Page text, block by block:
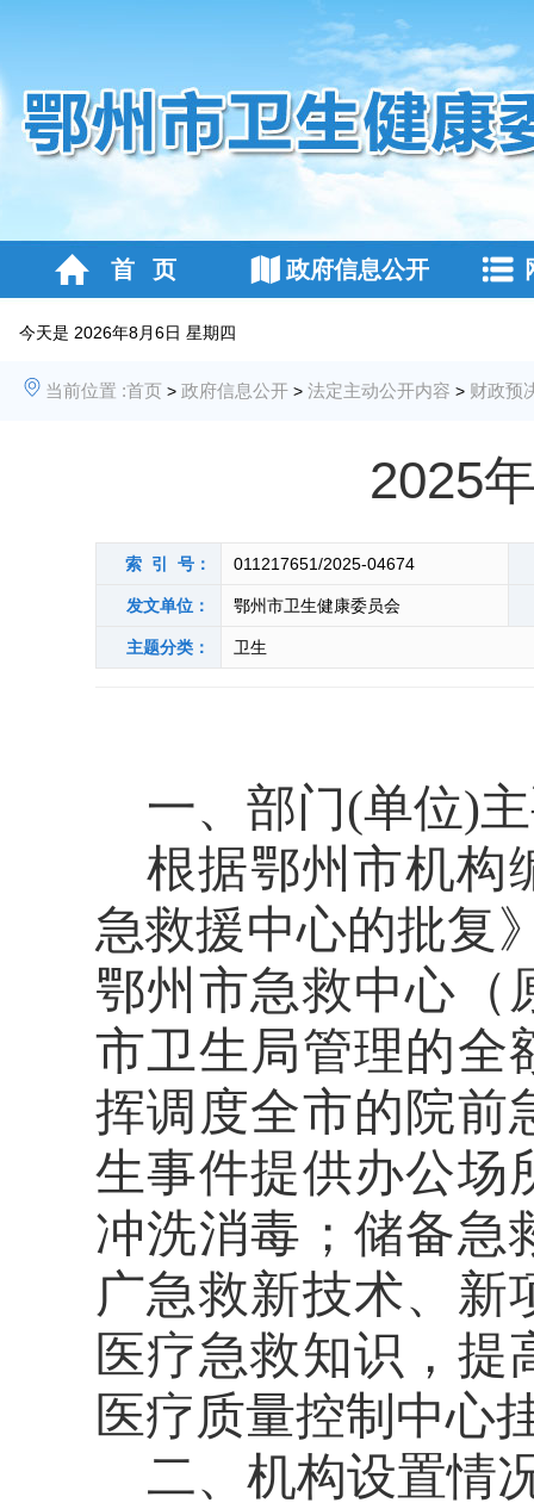
首 页 政府信息公开
今天是 2026年8月6日 星期四
当前位置 :首页 > 政府信息公开 > 法定主动公开内容 > 财政预
2025
索 引 号： 011217651/2025-04674
发文单位： 鄂州市卫生健康委员会
主题分类： 卫生
一、部门(单位)
根据鄂州市机构
急救援中心的批复
鄂州市急救中心
市卫生局管理的全
挥调度全市的院前
生事件提供办公场
冲洗消毒；储备急
广急救新技术、新
医疗急救知识，提
医疗质量控制中心
二、机构设置情